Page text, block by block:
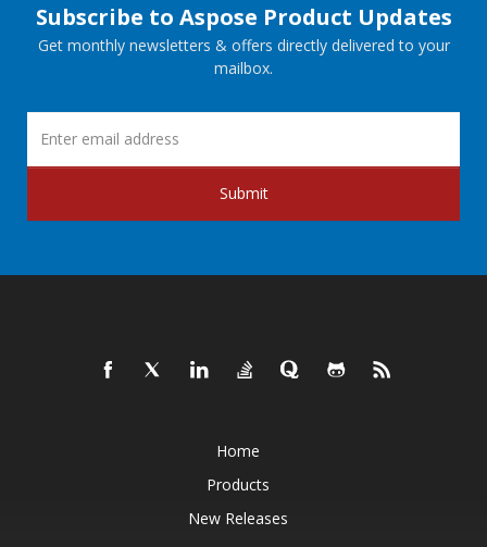
Subscribe to Aspose Product Updates
Get monthly newsletters & offers directly delivered to your
mailbox.
Submit
Home
Products
New Releases